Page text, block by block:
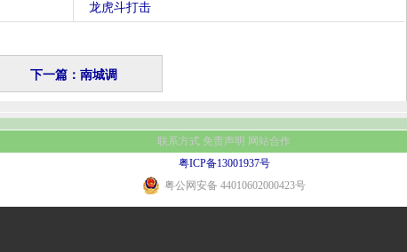
龙虎斗打击
下一篇：南城调
联系方式 免责声明 网站合作
粤ICP备13001937号
粤公网安备 44010602000423号